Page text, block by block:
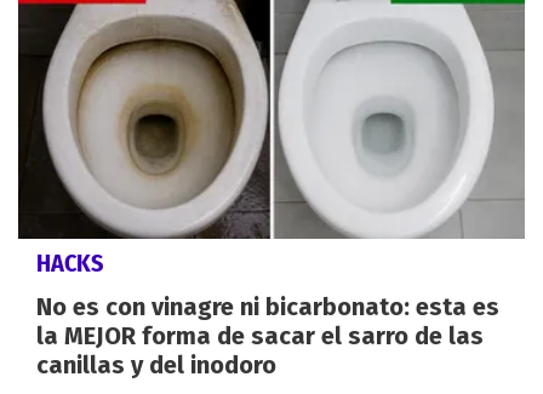
HACKS
No es con vinagre ni bicarbonato: esta es
la MEJOR forma de sacar el sarro de las
canillas y del inodoro